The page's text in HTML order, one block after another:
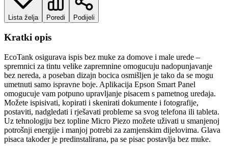
Lista želja Poredi Podijeli
Kratki opis
EcoTank osigurava ispis bez muke za domove i male urede –
spremnici za tintu velike zapremnine omogucuju nadopunjavanje
bez nereda, a poseban dizajn bocica osmišljen je tako da se mogu
umetnuti samo ispravne boje. Aplikacija Epson Smart Panel
omogucuje vam potpuno upravljanje pisacem s pametnog uredaja.
Možete ispisivati, kopirati i skenirati dokumente i fotografije,
postaviti, nadgledati i rješavati probleme sa svog telefona ili tableta.
Uz tehnologiju bez topline Micro Piezo možete uživati u smanjenoj
potrošnji energije i manjoj potrebi za zamjenskim dijelovima. Glava
pisaca takoder je predinstalirana, pa se pisac postavlja bez muke.